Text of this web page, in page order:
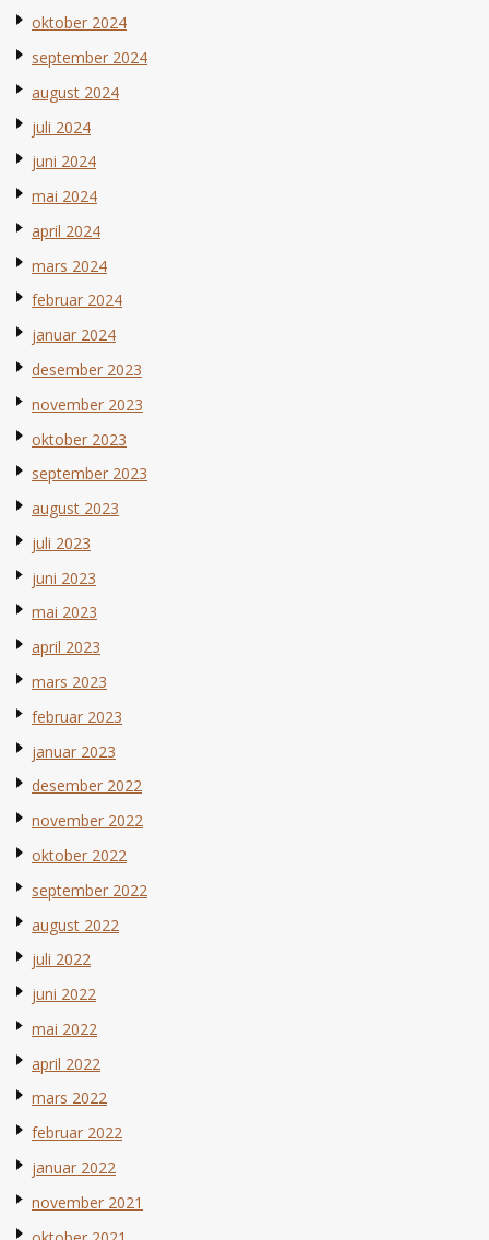
oktober 2024
september 2024
august 2024
juli 2024
juni 2024
mai 2024
april 2024
mars 2024
februar 2024
januar 2024
desember 2023
november 2023
oktober 2023
september 2023
august 2023
juli 2023
juni 2023
mai 2023
april 2023
mars 2023
februar 2023
januar 2023
desember 2022
november 2022
oktober 2022
september 2022
august 2022
juli 2022
juni 2022
mai 2022
april 2022
mars 2022
februar 2022
januar 2022
november 2021